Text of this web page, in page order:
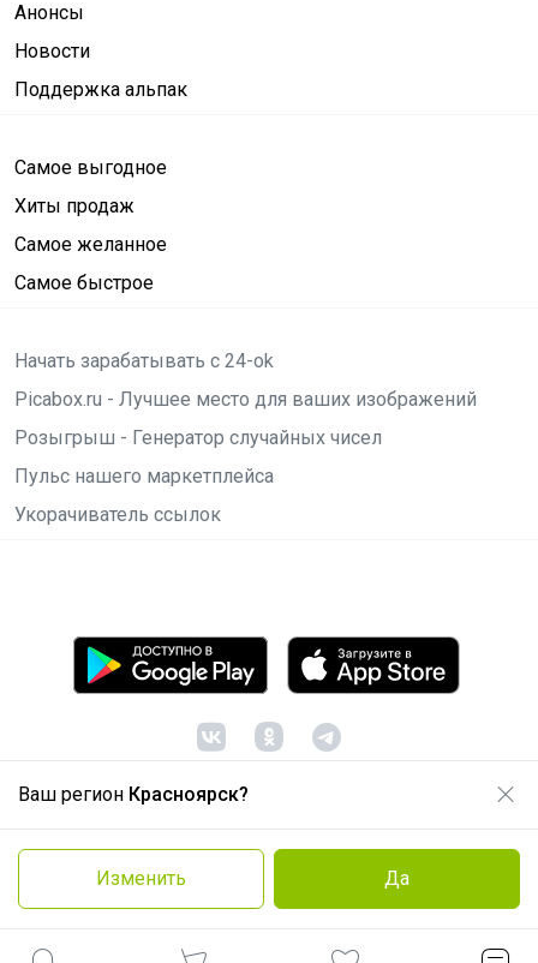
Ваш регион Красноярск?
Изменить Да
Анонсы
Новости
Поддержка альпак
Самое выгодное
Хиты продаж
Самое желанное
Самое быстрое
Начать зарабатывать с 24-ok
Picabox.ru - Лучшее место для ваших изображений
Розыгрыш - Генератор случайных чисел
Пульс нашего маркетплейса
Укорачиватель ссылок
© ООО "Лявита", ОГРН 1122468054070, 2012 -2026
Политика конфиденциальности
Cоглашение пользователя